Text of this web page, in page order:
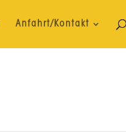
Anfahrt/Kontakt